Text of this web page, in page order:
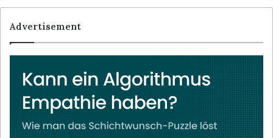
Advertisement